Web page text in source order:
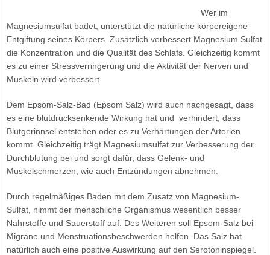
Wer im
Magnesiumsulfat badet, unterstützt die natürliche körpereigene
Entgiftung seines Körpers. Zusätzlich verbessert Magnesium Sulfat
die Konzentration und die Qualität des Schlafs. Gleichzeitig kommt
es zu einer Stressverringerung und die Aktivität der Nerven und
Muskeln wird verbessert.
Dem Epsom-Salz-Bad (Epsom Salz) wird auch nachgesagt, dass
es eine blutdrucksenkende Wirkung hat und verhindert, dass
Blutgerinnsel entstehen oder es zu Verhärtungen der Arterien
kommt. Gleichzeitig trägt Magnesiumsulfat zur Verbesserung der
Durchblutung bei und sorgt dafür, dass Gelenk- und
Muskelschmerzen, wie auch Entzündungen abnehmen.
Durch regelmäßiges Baden mit dem Zusatz von Magnesium-
Sulfat, nimmt der menschliche Organismus wesentlich besser
Nährstoffe und Sauerstoff auf. Des Weiteren soll Epsom-Salz bei
Migräne und Menstruationsbeschwerden helfen. Das Salz hat
natürlich auch eine positive Auswirkung auf den Serotoninspiegel.